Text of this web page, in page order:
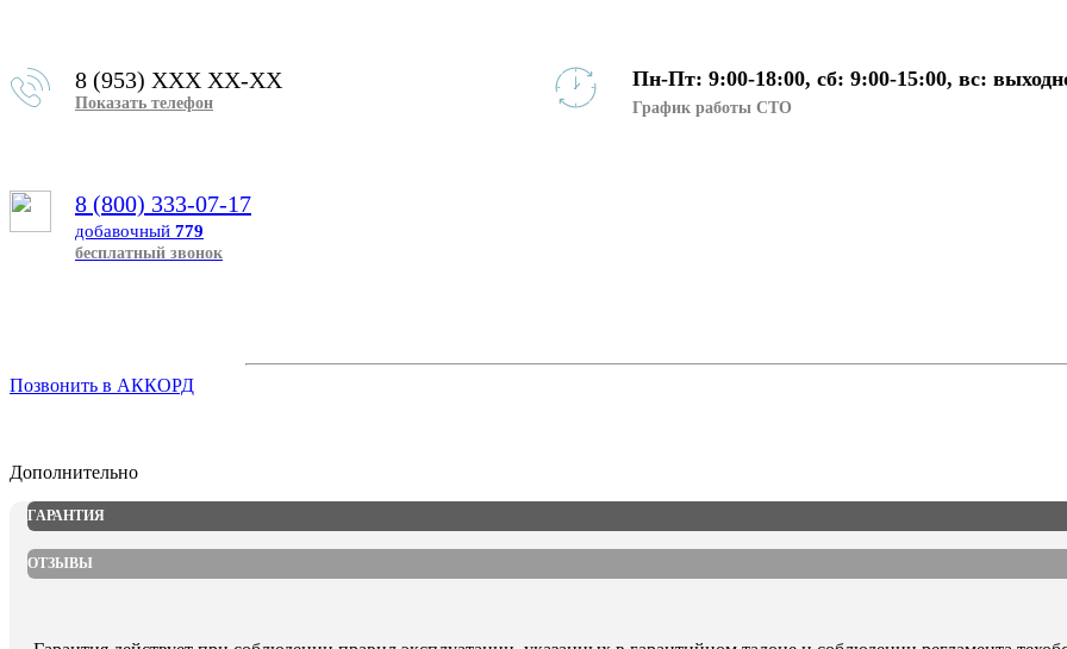
8 (953) XXX XX-XX
Показать телефон
Пн-Пт: 9:00-18:00, сб: 9:00-15:00, вс:
График работы СТО
8 (800) 333-07-17
добавочный 779
бесплатный звонок
Позвонить в АККОРД
Дополнительно
ГАРАНТИЯ
ОТЗЫВЫ